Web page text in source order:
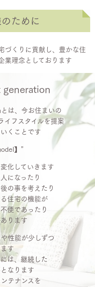
ために
づくりに貢献し、豊かな住
業理念としております
は、今お住まいの
イフスタイルを提案
くことです
】”
化していきます
になったり
の事を考えたり
住宅の機能が
便であったり
ります
性能が少しずつ
す
は、継続した
なります
テナンスを